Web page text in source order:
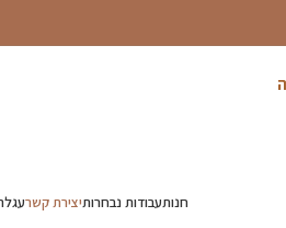
חנותעבודות נבחרותיצירת קשר